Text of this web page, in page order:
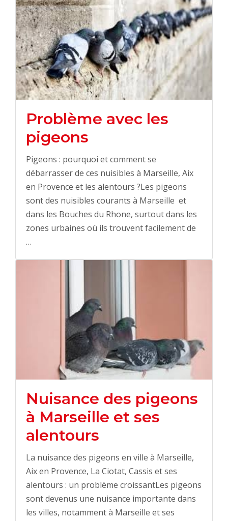
Problème avec les
pigeons
Pigeons : pourquoi et comment se
débarrasser de ces nuisibles à Marseille, Aix
en Provence et les alentours ?Les pigeons
sont des nuisibles courants à Marseille et
dans les Bouches du Rhone, surtout dans les
zones urbaines où ils trouvent facilement de
…
Nuisance des pigeons
à Marseille et ses
alentours
La nuisance des pigeons en ville à Marseille,
Aix en Provence, La Ciotat, Cassis et ses
alentours : un problème croissantLes pigeons
sont devenus une nuisance importante dans
les villes, notamment à Marseille et ses